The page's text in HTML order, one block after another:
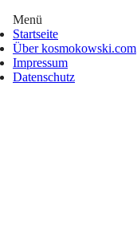
Menü
Startseite
Über kosmokowski.com
Impressum
Datenschutz